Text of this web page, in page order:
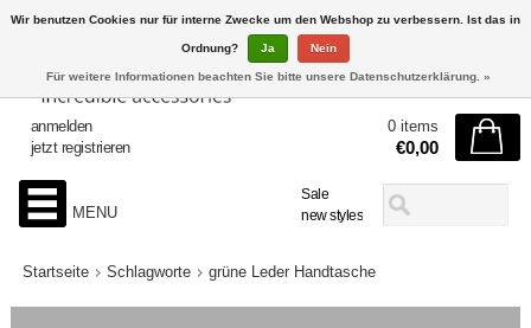
Sale
new styles
anmelden
jetzt registrieren
0 items
€0,00
MENU
Startseite Schlagworte grüne Leder Handtasche
Wir benutzen Cookies nur für interne Zwecke um den Webshop zu verbessern. Ist das in
Ordnung? Ja Nein
Für weitere Informationen beachten Sie bitte unsere Datenschutzerklärung. »